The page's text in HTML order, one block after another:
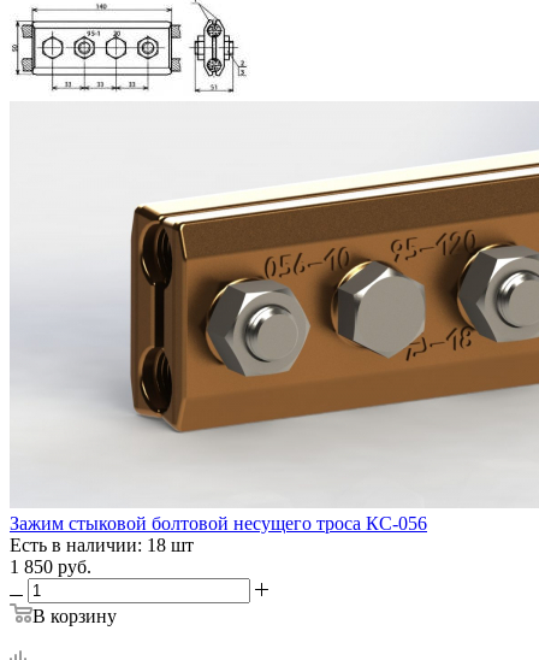
Зажим стыковой болтовой несущего троса КС-056
Есть в наличии: 18 шт
1 850 руб.
В корзину